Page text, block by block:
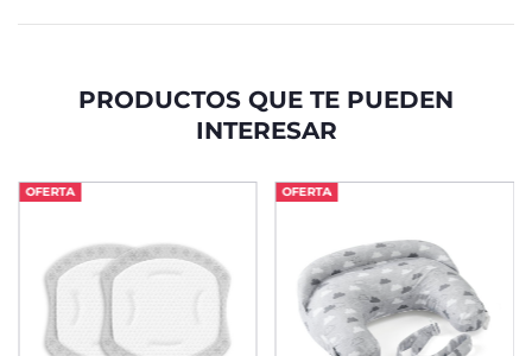
PRODUCTOS QUE TE PUEDEN
INTERESAR
OFERTA OFERTA